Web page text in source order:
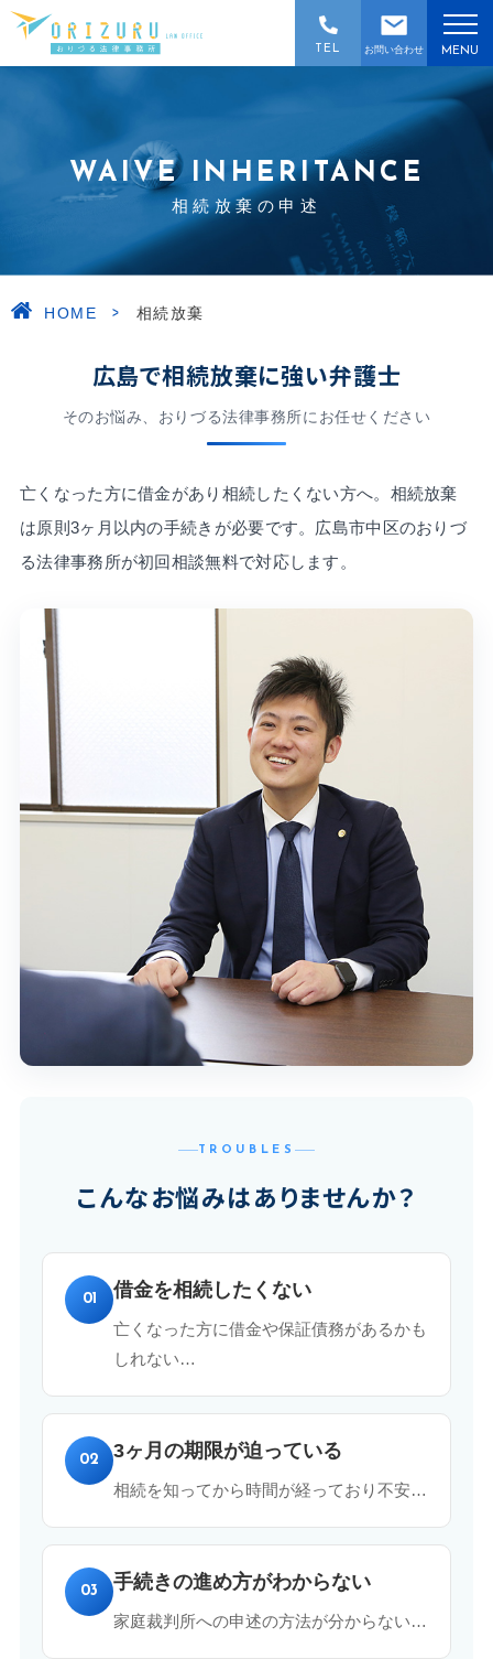
お問い合わせ
TEL MENU
WAIVE INHERITANCE
相続放棄の申述
HOME > 相続放棄
広島で相続放棄に強い弁護士
そのお悩み、おりづる法律事務所にお任せください
亡くなった方に借金があり相続したくない方へ。相続放棄
は原則3ヶ月以内の手続きが必要です。広島市中区のおりづ
る法律事務所が初回相談無料で対応します。
TROUBLES
こんなお悩みはありませんか？
01 借金を相続したくない
亡くなった方に借金や保証債務があるかも
しれない…
02 3ヶ月の期限が迫っている
相続を知ってから時間が経っており不安…
03 手続きの進め方がわからない
家庭裁判所への申述の方法が分からない…